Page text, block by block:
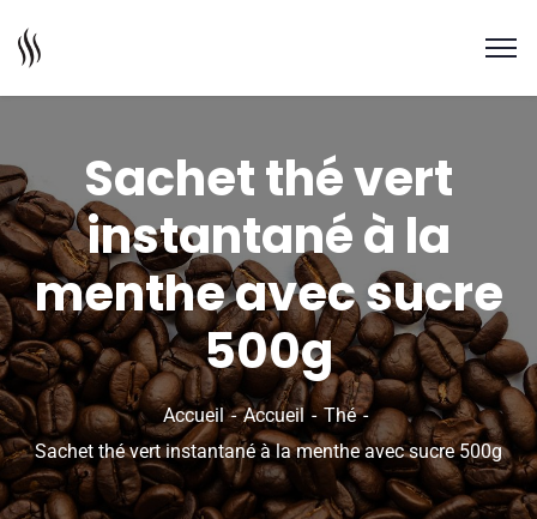
Sachet thé vert
instantané à la
menthe avec sucre
500g
Accueil Accueil
Thé
Sachet thé vert instantané à la menthe avec sucre 500g